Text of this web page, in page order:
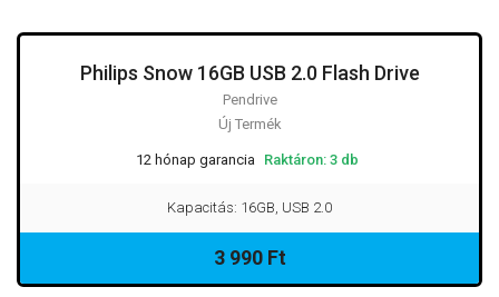
Philips Snow 16GB USB 2.0 Flash Drive
Pendrive
Új Termék
12 hónap garancia Raktáron: 3 db
Kapacitás: 16GB, USB 2.0
3 990 Ft